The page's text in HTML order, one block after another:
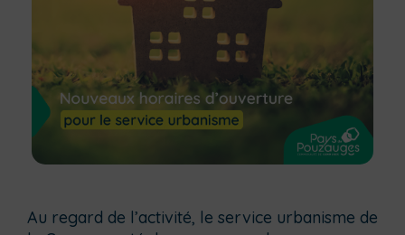
Au regard de l’activité, le service urbanisme de